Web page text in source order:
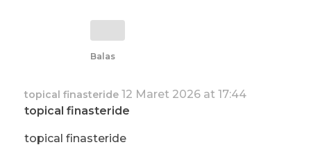
Balas
topical finasteride 12 Maret 2026 at 17:44
topical finasteride
topical finasteride